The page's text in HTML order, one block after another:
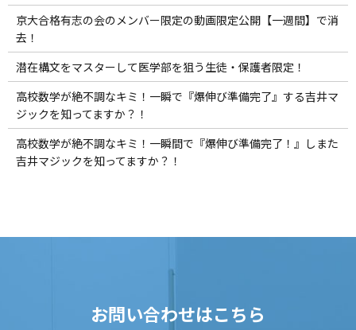
京大合格有志の会のメンバー限定の動画限定公開【一週間】で消
去！
潜在構文をマスターして医学部を狙う生徒・保護者限定！
高校数学が絶不調なキミ！一瞬で『爆伸び準備完了』する吉井マ
ジックを知ってますか？！
高校数学が絶不調なキミ！一瞬間で『爆伸び準備完了！』しまた
吉井マジックを知ってますか？！
お問い合わせはこちら